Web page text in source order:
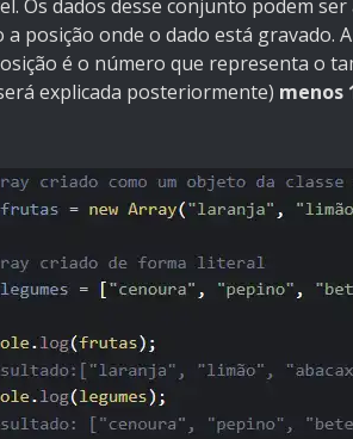
Os dados desse conjunto podem
posição onde o dado está gravado.
é o número que representa o
explicada posteriormente) menos